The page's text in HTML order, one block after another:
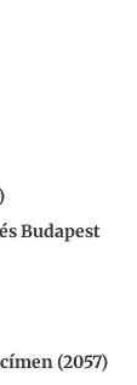
Budapest
(2057)